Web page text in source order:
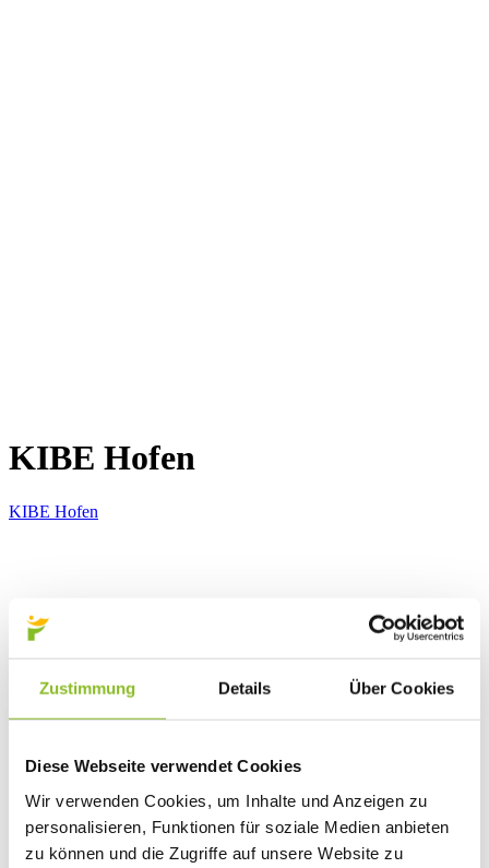
Zustimmung Details Über Cookies
Diese Webseite verwendet Cookies
Wir verwenden Cookies, um Inhalte und Anzeigen zu
personalisieren, Funktionen für soziale Medien anbieten
zu können und die Zugriffe auf unsere Website zu
KIBE Hofen
KIBE Hofen